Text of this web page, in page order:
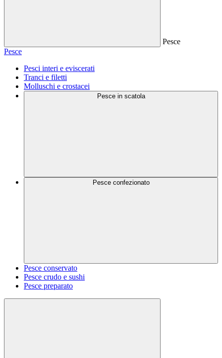
Pesce
Pesce
Pesci interi e eviscerati
Tranci e filetti
Molluschi e crostacei
Pesce in scatola
Pesce confezionato
Pesce conservato
Pesce crudo e sushi
Pesce preparato